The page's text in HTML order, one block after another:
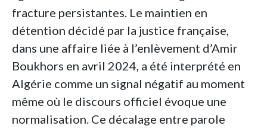
fracture persistantes. Le maintien en
détention décidé par la justice française,
dans une affaire liée à l’enlèvement d’Amir
Boukhors en avril 2024, a été interprété en
Algérie comme un signal négatif au moment
même où le discours officiel évoque une
normalisation. Ce décalage entre parole